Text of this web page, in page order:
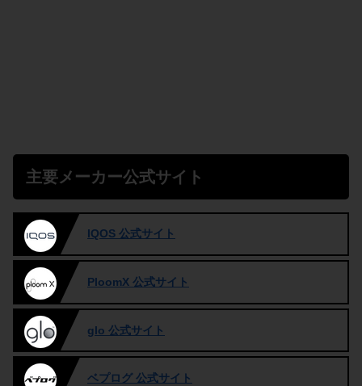
主要メーカー公式サイト
IQOS 公式サイト
PloomX 公式サイト
glo 公式サイト
ベプログ 公式サイト